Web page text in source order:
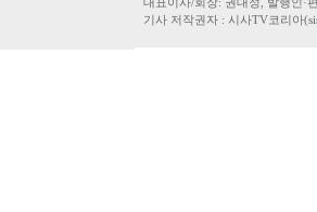
기사 저작권자 : 시사TV코리아